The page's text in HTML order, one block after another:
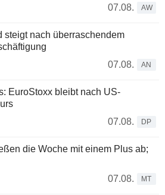
07.08.
AW
steigt nach überraschendem
07.08.
AN
EuroStoxx bleibt nach US-
07.08.
DP
die Woche mit einem Plus ab;
07.08.
MT